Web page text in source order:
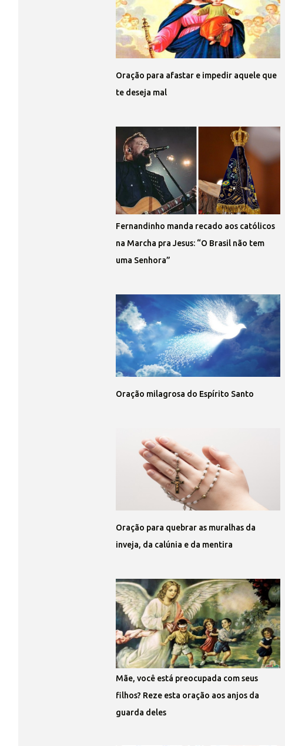
Oração para afastar e impedir aquele que
te deseja mal
Fernandinho manda recado aos católicos
na Marcha pra Jesus: “O Brasil não tem
uma Senhora”
Oração milagrosa do Espírito Santo
Oração para quebrar as muralhas da
inveja, da calúnia e da mentira
Mãe, você está preocupada com seus
filhos? Reze esta oração aos anjos da
guarda deles